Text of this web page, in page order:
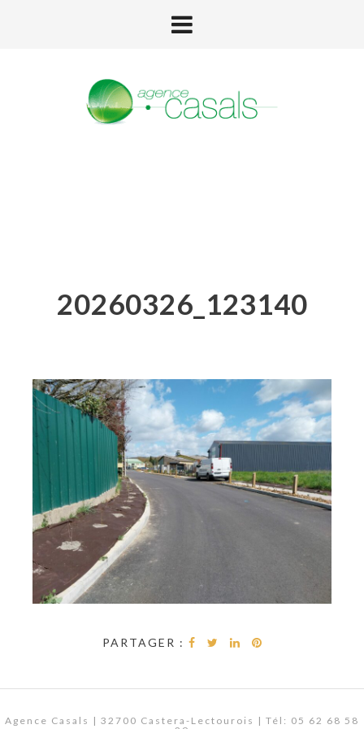
20260326_123140
PARTAGER :
Agence Casals | 32700 Castera-Lectourois | Tél: 05 62 68 58